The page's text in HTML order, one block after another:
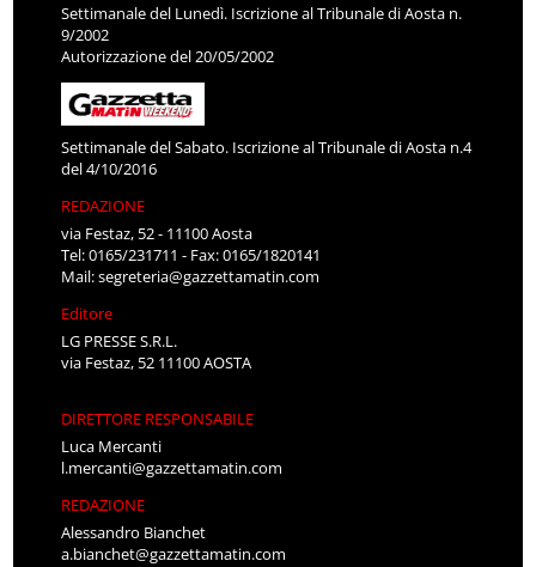
Settimanale del Lunedì. Iscrizione al Tribunale di Aosta n.
9/2002
Autorizzazione del 20/05/2002
Settimanale del Sabato. Iscrizione al Tribunale di Aosta n.4
del 4/10/2016
REDAZIONE
via Festaz, 52 - 11100 Aosta
Tel: 0165/231711 - Fax: 0165/1820141
Mail:segreteria@gazzettamatin.com
Editore
LG PRESSE S.R.L.
via Festaz, 52 11100 AOSTA
DIRETTORE RESPONSABILE
Luca Mercanti
l.mercanti@gazzettamatin.com
REDAZIONE
Alessandro Bianchet
a.bianchet@gazzettamatin.com